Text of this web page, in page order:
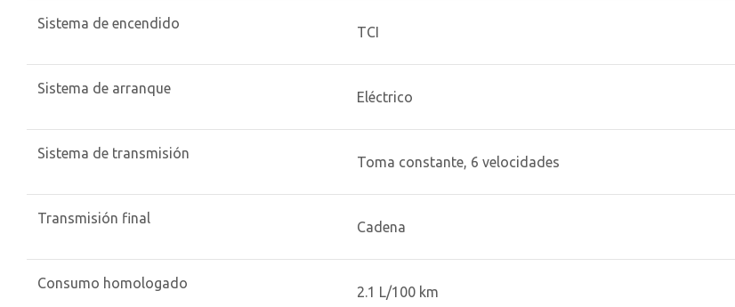
Sistema de encendido
TCI
Sistema de arranque
Eléctrico
Sistema de transmisión
Toma constante, 6 velocidades
Transmisión final
Cadena
Consumo homologado
2.1 L/100 km